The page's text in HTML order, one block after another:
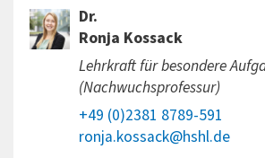
Dr.
Ronja Kossack
Lehrkraft für besondere
(Nachwuchsprofessur)
+49 (0)2381 8789-591
ronja.kossack@hshl.de